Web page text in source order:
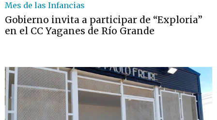
Mes de las Infancias
Gobierno invita a participar de “Exploria”
en el CC Yaganes de Río Grande